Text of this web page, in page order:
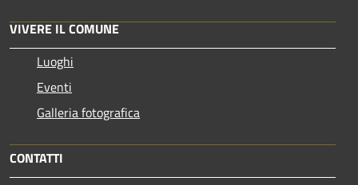
VIVERE IL COMUNE
Luoghi
Eventi
Galleria fotografica
CONTATTI